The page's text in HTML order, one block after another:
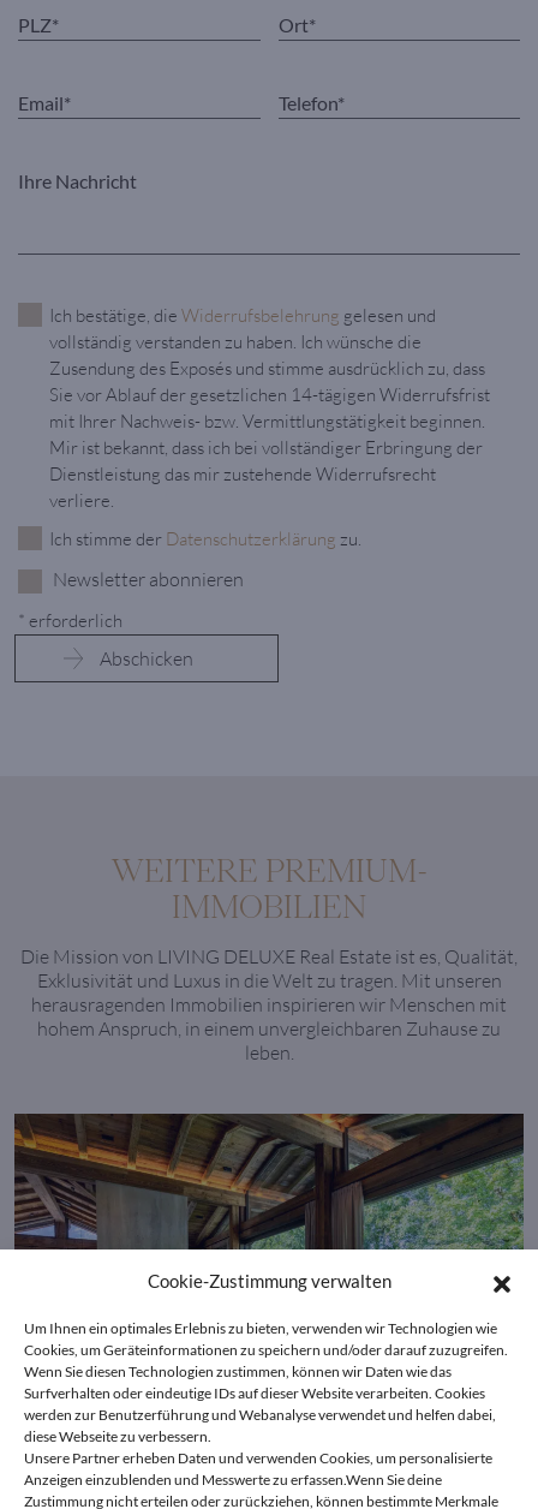
Cookie-Zustimmung verwalten
Um Ihnen ein optimales Erlebnis zu bieten, verwenden wir Technologien wie
Cookies, um Geräteinformationen zu speichern und/oder darauf zuzugreifen.
Wenn Sie diesen Technologien zustimmen, können wir Daten wie das
Surfverhalten oder eindeutige IDs auf dieser Website verarbeiten. Cookies
werden zur Benutzerführung und Webanalyse verwendet und helfen dabei,
diese Webseite zu verbessern.
Unsere Partner erheben Daten und verwenden Cookies, um personalisierte
Anzeigen einzublenden und Messwerte zu erfassen.Wenn Sie deine
Zustimmung nicht erteilen oder zurückziehen, können bestimmte Merkmale
Ich bestätige, die Widerrufsbelehrung gelesen und
vollständig verstanden zu haben. Ich wünsche die
Zusendung des Exposés und stimme ausdrücklich zu, dass
Sie vor Ablauf der gesetzlichen 14-tägigen Widerrufsfrist
mit Ihrer Nachweis- bzw. Vermittlungstätigkeit beginnen.
Mir ist bekannt, dass ich bei vollständiger Erbringung der
Dienstleistung das mir zustehende Widerrufsrecht
verliere.
Ich stimme der Datenschutzerklärung zu.
Newsletter abonnieren
* erforderlich
WEITERE PREMIUM-
IMMOBILIEN
Die Mission von LIVING DELUXE Real Estate ist es, Qualität,
Exklusivität und Luxus in die Welt zu tragen. Mit unseren
herausragenden Immobilien inspirieren wir Menschen mit
hohem Anspruch, in einem unvergleichbaren Zuhause zu
leben.